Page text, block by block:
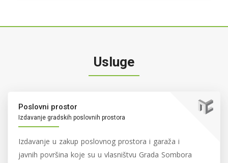
Usluge
Poslovni prostor
Izdavanje gradskih poslovnih prostora
Izdavanje u zakup poslovnog prostora i garaža i
javnih površina koje su u vlasništvu Grada Sombora